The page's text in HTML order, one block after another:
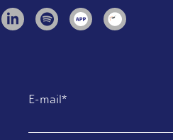
E-mail*